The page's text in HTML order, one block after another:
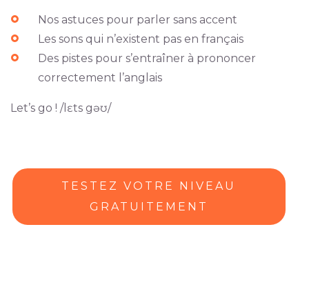
Nos astuces pour parler sans accent
Les sons qui n’existent pas en français
Des pistes pour s’entraîner à prononcer
correctement l’anglais
Let’s go ! /lɛts gəʊ/
TESTEZ VOTRE NIVEAU
GRATUITEMENT